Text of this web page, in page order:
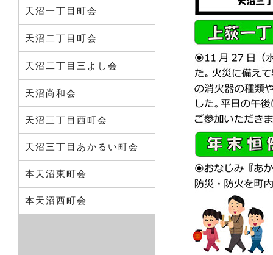
天沼一丁目町会
天沼二丁目町会
天沼二丁目三よし会
天沼尚和会
天沼三丁目西町会
天沼三丁目あかるい町会
本天沼東町会
本天沼西町会